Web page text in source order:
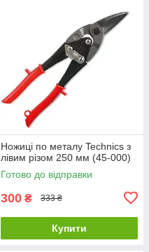
Ножиці по металу Technics з
лівим різом 250 мм (45-000)
Готово до відправки
300 ₴ 333 ₴
Купити